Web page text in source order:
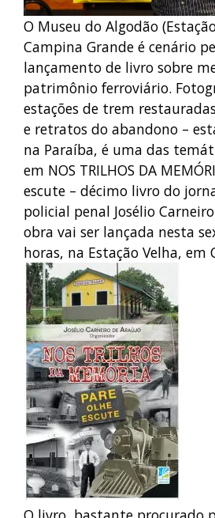
O Museu do Algodão
Campina Grande é cenário
lançamento de livro sobre
patrimônio ferroviário.
estações de trem
e retratos do abandono –
na Paraíba, é uma das
em NOS TRILHOS DA
escute – décimo livro do
policial penal Josélio
obra vai ser lançada nesta
horas, na Estação Velha, em